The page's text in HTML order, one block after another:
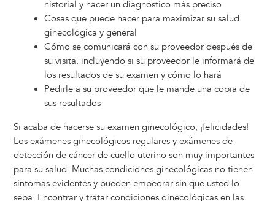
historial y hacer un diagnóstico más preciso
Cosas que puede hacer para maximizar su salud
ginecológica y general
Cómo se comunicará con su proveedor después de
su visita, incluyendo si su proveedor le informará de
los resultados de su examen y cómo lo hará
Pedirle a su proveedor que le mande una copia de
sus resultados
Si acaba de hacerse su examen ginecológico, ¡felicidades!
Los exámenes ginecológicos regulares y exámenes de
detección de cáncer de cuello uterino son muy importantes
para su salud. Muchas condiciones ginecológicas no tienen
síntomas evidentes y pueden empeorar sin que usted lo
sepa. Encontrar y tratar condiciones ginecológicas en las